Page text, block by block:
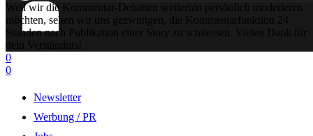
Weil wir die Kommentar-Debatten weiterhin persönlich moderieren
möchten, sehen wir uns gezwungen, die Kommentarfunktion 24
Stunden nach Publikation einer Story zu schliessen. Vielen Dank für
dein Verständnis!
0
0
Newsletter
Werbung / PR